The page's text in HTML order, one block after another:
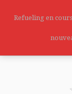
Refueling en